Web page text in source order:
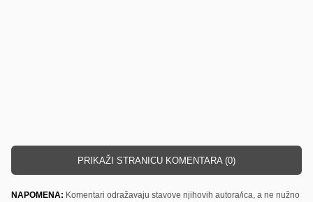
PRIKAŽI STRANICU KOMENTARA (0)
NAPOMENA: Komentari odražavaju stavove njihovih autora/ica, a ne nužno